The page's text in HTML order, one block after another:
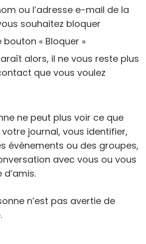
ou l’adresse e-mail de la
souhaitez bloquer
bouton « Bloquer »
alors, il ne vous reste plus
que vous voulez
ne peut plus voir ce que
journal, vous identifier,
évènements ou des groupes,
avec vous ou vous
n’est pas avertie de